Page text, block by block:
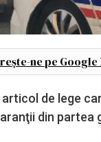
ne pe Google
de lege
din partea